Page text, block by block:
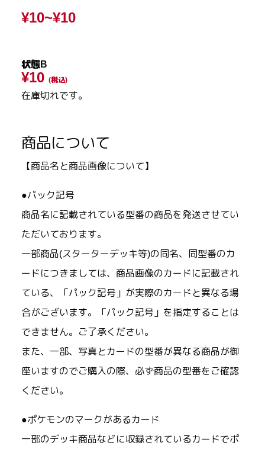
¥10~¥10
状態B
¥10 (税込)
在庫切れです。
商品について
【商品名と商品画像について】
●パック記号
商品名に記載されている型番の商品を発送させてい
ただいております。
一部商品(スターターデッキ等)の同名、同型番のカ
ードにつきましては、商品画像のカードに記載され
ている、「パック記号」が実際のカードと異なる場
合がございます。「パック記号」を指定することは
できません。ご了承ください。
また、一部、写真とカードの型番が異なる商品が御
座いますのでご購入の際、必ず商品の型番をご確認
ください。
●ポケモンのマークがあるカード
一部のデッキ商品などに収録されているカードでポ